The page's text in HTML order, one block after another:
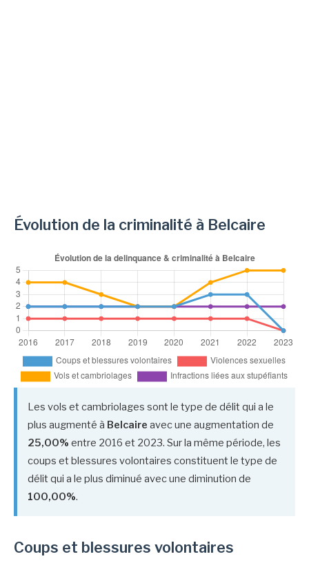
Évolution de la criminalité à Belcaire
Les vols et cambriolages sont le type de délit qui a le
plus augmenté à Belcaire avec une augmentation de
25,00% entre 2016 et 2023. Sur la même période, les
coups et blessures volontaires constituent le type de
délit qui a le plus diminué avec une diminution de
100,00%.
Coups et blessures volontaires